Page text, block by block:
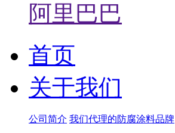
阿里巴巴
首页
关于我们
公司简介 我们代理的防腐涂料品牌